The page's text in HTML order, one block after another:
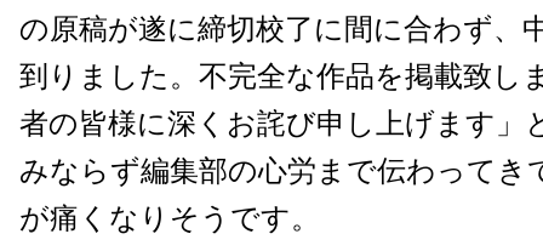
の原稿が遂に締切校了に間に合わず、
到りました。不完全な作品を掲載致し
者の皆様に深くお詫び申し上げます」
みならず編集部の心労まで伝わってき
が痛くなりそうです。